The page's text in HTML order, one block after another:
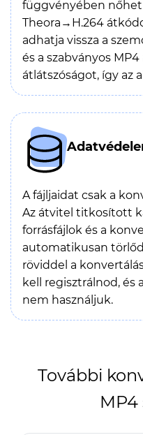
függvényében
Theora→H.264
adhatja vissza a
és a szabványos
átlátszóságot, így az
A fájljaidat csak a
Az átvitel titkosított
forrásfájlok és a
automatikusan
röviddel a
kell regisztrálnod, és
nem használjuk.
További
MP4